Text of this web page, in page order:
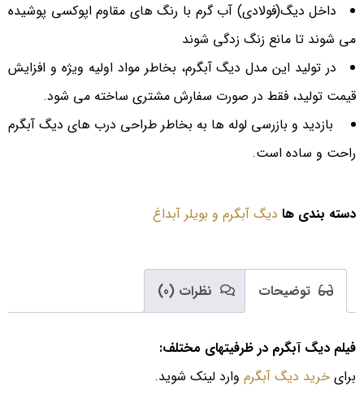
داخل دیگ(فولادی) آب گرم با رنگ های مقاوم اپوكسی پوشیده
می شوند تا مانع زنگ زدگی شوند
در تولید این مدل دیگ آبگرم، بخاطر مواد اولیه ویژه و افزایش
قیمت تولید، فقط در صورت سفارش مشتری ساخته می شود.
بازدید و بازرسی لوله ها به بخاطر طراحی درب های دیگ آبگرم
راحت و ساده است.
دسته بندی ها دیگ آبگرم و بویلر آبداغ
توضیحات نظرات (0)
فیلم دیگ آبگرم در ظرفیتهای مختلف:
برای خرید دیگ آبگرم وارد لینک شوید.